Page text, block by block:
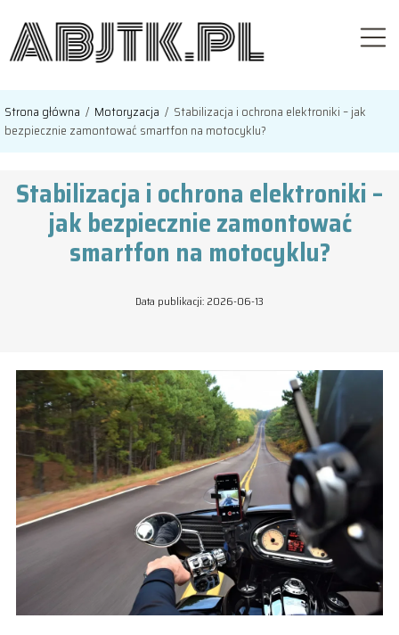
Strona główna / Motoryzacja / Stabilizacja i ochrona elektroniki – jak
bezpiecznie zamontować smartfon na motocyklu?
Stabilizacja i ochrona elektroniki –
jak bezpiecznie zamontować
smartfon na motocyklu?
Data publikacji: 2026-06-13